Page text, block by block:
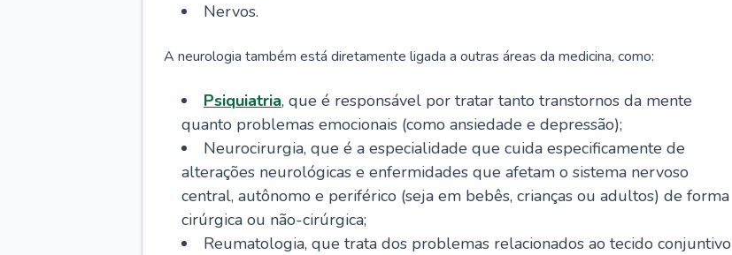
Nervos.
A neurologia também está diretamente ligada a outras áreas da medicina, como:
Psiquiatria, que é responsável por tratar tanto transtornos da mente
quanto problemas emocionais (como ansiedade e depressão);
Neurocirurgia, que é a especialidade que cuida especificamente de
alterações neurológicas e enfermidades que afetam o sistema nervoso
central, autônomo e periférico (seja em bebês, crianças ou adultos) de forma
cirúrgica ou não-cirúrgica;
Reumatologia, que trata dos problemas relacionados ao tecido conjuntivo